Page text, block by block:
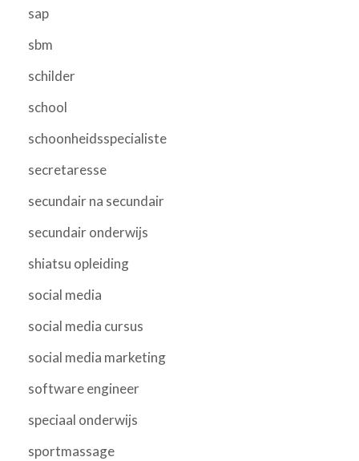
sap
sbm
schilder
school
schoonheidsspecialiste
secretaresse
secundair na secundair
secundair onderwijs
shiatsu opleiding
social media
social media cursus
social media marketing
software engineer
speciaal onderwijs
sportmassage